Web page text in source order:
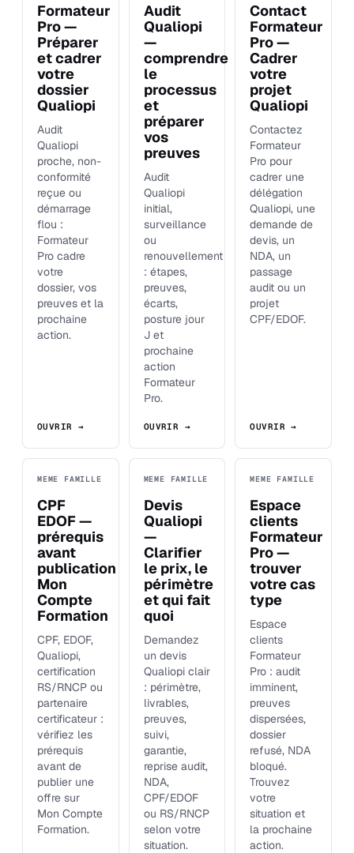
Formateur
Pro —
Préparer
et cadrer
votre
dossier
Qualiopi
Audit
Qualiopi
proche, non-
conformité
reçue ou
démarrage
flou :
Formateur
Pro cadre
votre
dossier, vos
preuves et la
prochaine
action.
OUVRIR →
Audit
Qualiopi
—
comprendre
le
processus
et
préparer
vos
preuves
Audit
Qualiopi
initial,
surveillance
ou
renouvellement
: étapes,
preuves,
écarts,
posture jour
J et
prochaine
action
Formateur
Pro.
OUVRIR →
Contact
Formateur
Pro —
Cadrer
votre
projet
Qualiopi
Contactez
Formateur
Pro pour
cadrer une
délégation
Qualiopi, une
demande de
devis, un
NDA, un
passage
audit ou un
projet
CPF/EDOF.
OUVRIR →
MEME FAMILLE
CPF
EDOF —
prérequis
avant
publication
Mon
Compte
Formation
CPF, EDOF,
Qualiopi,
certification
RS/RNCP ou
partenaire
certificateur :
vérifiez les
prérequis
avant de
publier une
offre sur
Mon Compte
Formation.
MEME FAMILLE
Devis
Qualiopi
—
Clarifier
le prix, le
périmètre
et qui fait
quoi
Demandez
un devis
Qualiopi clair
: périmètre,
livrables,
preuves,
suivi,
garantie,
reprise audit,
NDA,
CPF/EDOF
ou RS/RNCP
selon votre
situation.
MEME FAMILLE
Espace
clients
Formateur
Pro —
trouver
votre cas
type
Espace
clients
Formateur
Pro : audit
imminent,
preuves
dispersées,
dossier
refusé, NDA
bloqué.
Trouvez
votre
situation et
la prochaine
action.